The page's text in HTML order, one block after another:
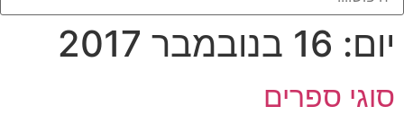
יום: 16 בנובמבר 2017
סוגי ספרים